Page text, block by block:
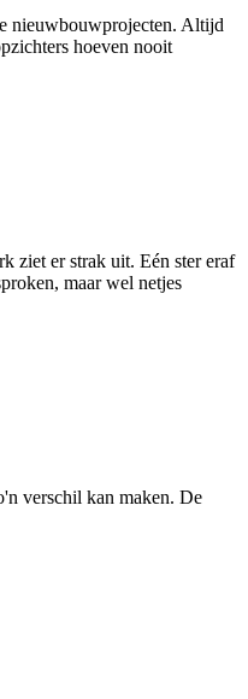
nieuwbouwprojecten. Altijd
hoeven nooit
ziet er strak uit. Eén ster eraf
maar wel netjes
verschil kan maken. De